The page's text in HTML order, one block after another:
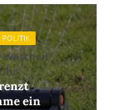
POLITIK
zwischen
ein